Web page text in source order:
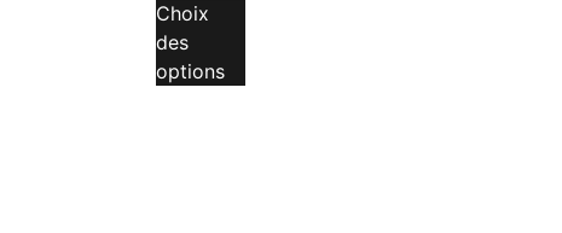
Choix
des
options